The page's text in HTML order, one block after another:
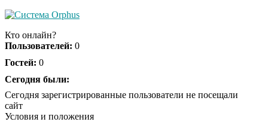
Ролик длится
долго
Королева вагона
оставит равнодушным
Кто онлайн?
Пользователей: 0
Гостей: 0
Сегодня были:
Сегодня зарегистрированные пользователи не посещали
сайт
Условия и положения